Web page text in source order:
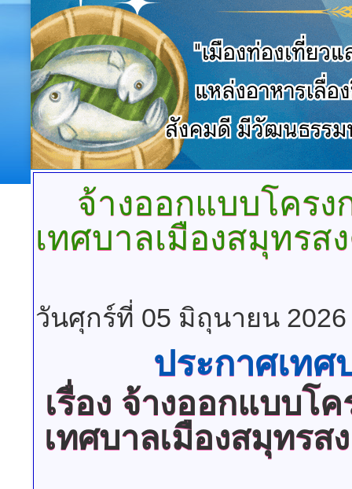
จ้างออกแบบโครง
เทศบาลเมืองสมุทร
วันศุกร์ที่ 05 มิถุนายน 2026
ประกาศเทศ
เรื่อง จ้างออกแบบโค
เทศบาลเมืองสมุทร